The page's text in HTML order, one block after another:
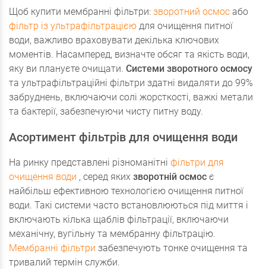
Щоб купити мембранні фільтри: зворотний осмос або
фільтр із ультрафільтрацією для очищення питної
води, важливо враховувати декілька ключових
моментів. Насамперед, визначте обсяг та якість води,
яку ви плануєте очищати. Системи зворотного осмосу
та ультрафільтраційні фільтри здатні видаляти до 99%
забруднень, включаючи солі жорсткості, важкі метали
та бактерії, забезпечуючи чисту питну воду.
Асортимент фільтрів для очищення води
На ринку представлені різноманітні фільтри для
очищення води , серед яких зворотній осмос є
найбільш ефективною технологією очищення питної
води. Такі системи часто встановлюються під миття і
включають кілька щаблів фільтрації, включаючи
механічну, вугільну та мембранну фільтрацію.
Мембранні фільтри забезпечують тонке очищення та
тривалий термін служби.